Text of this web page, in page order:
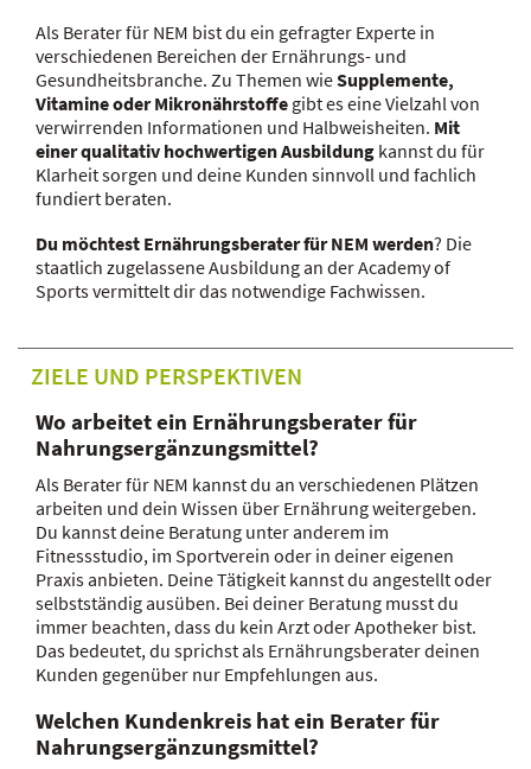
Als Berater für NEM bist du ein gefragter Experte in
verschiedenen Bereichen der Ernährungs- und
Gesundheitsbranche. Zu Themen wieSupplemente,
Vitamine oder Mikronährstoffe gibt es eine Vielzahl von
verwirrenden Informationen und Halbweisheiten. Mit
einer qualitativ hochwertigen Ausbildung kannst du für
Klarheit sorgen und deine Kunden sinnvoll und fachlich
fundiert beraten.
Du möchtest Ernährungsberater für NEM werden? Die
staatlich zugelassene Ausbildung an der Academy of
Sports vermittelt dir das notwendige Fachwissen.
ZIELE UND PERSPEKTIVEN
Wo arbeitet ein Ernährungsberater für
Nahrungsergänzungsmittel?
Als Berater für NEM kannst du an verschiedenen Plätzen
arbeiten und dein Wissen über Ernährung weitergeben.
Du kannst deine Beratung unter anderem im
Fitnessstudio, im Sportverein oder in deiner eigenen
Praxis anbieten. Deine Tätigkeit kannst du angestellt oder
selbstständig ausüben. Bei deiner Beratung musst du
immer beachten, dass du kein Arzt oder Apotheker bist.
Das bedeutet, du sprichst als Ernährungsberater deinen
Kunden gegenüber nur Empfehlungen aus.
Welchen Kundenkreis hat ein Berater für
Nahrungsergänzungsmittel?